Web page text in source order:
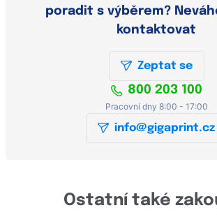
poradit s výběrem?
kontaktovat
Zeptat se
800 203 100
Pracovní dny 8:00 - 17:00
info@gigaprint.cz
Ostatní také